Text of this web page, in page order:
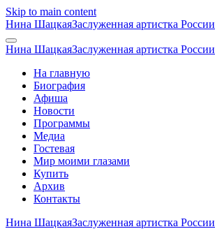
Skip to main content
Нина ШацкаяЗаслуженная артистка России
Нина ШацкаяЗаслуженная артистка России
На главную
Биография
Афиша
Новости
Программы
Медиа
Гостевая
Мир моими глазами
Купить
Архив
Контакты
Нина ШацкаяЗаслуженная артистка России